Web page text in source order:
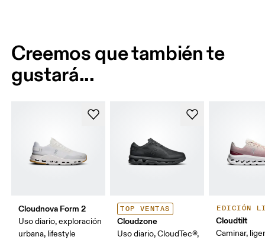
Creemos que también te
gustará...
Cloudnova Form 2
Uso diario, exploración
urbana, lifestyle
TOP VENTAS
Cloudzone
Uso diario, CloudTec®,
EDICIÓN
Cloudtilt
Caminar,